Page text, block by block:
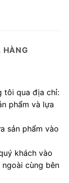
HÀNG
tôi qua địa chỉ:
phẩm và lựa
sản phẩm vào
khách vào
cùng bên